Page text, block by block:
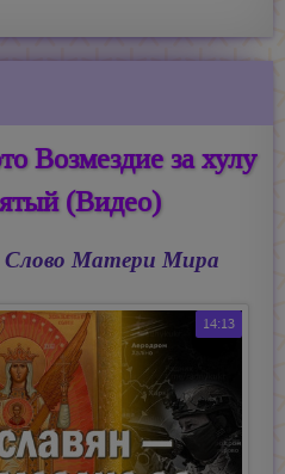
Возмездие за хулу
(Видео)
Слово Матери Мира
14:13